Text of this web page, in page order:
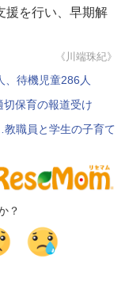
援を行い、早期解
《川端珠紀》
待機児童286人
保育の報道受け
職員と学生の子育て
？